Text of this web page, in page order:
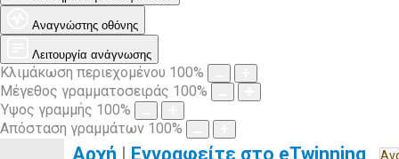
Αναγνώστης οθόνης
Λειτουργία ανάγνωσης
Κλιμάκωση περιεχομένου 100%
Μέγεθος γραμματοσειράς 100%
Ύψος γραμμής 100%
Απόσταση γραμμάτων 100%
Αρχή | Εγγραφείτε στο eTwinning